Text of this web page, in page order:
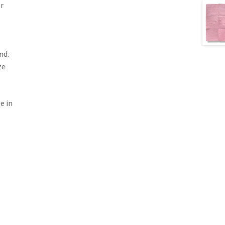
in